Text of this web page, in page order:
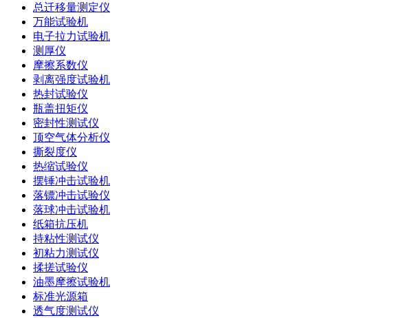
总迁移量测定仪
万能试验机
电子拉力试验机
测厚仪
摩擦系数仪
剥离强度试验机
热封试验仪
瓶盖扭矩仪
密封性测试仪
顶空气体分析仪
撕裂度仪
热缩试验仪
摆锤冲击试验机
落镖冲击试验仪
落球冲击试验机
纸箱抗压机
持粘性测试仪
初粘力测试仪
揉搓试验仪
油墨摩擦试验机
标准光源箱
透气度测试仪